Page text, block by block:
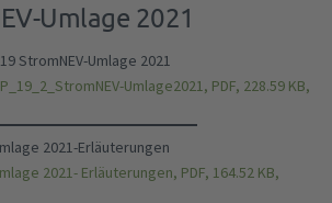
Umlage 2021
StromNEV-Umlage 2021
Umlage2021, PDF, 228.59 KB,
2021-Erläuterungen
2021- Erläuterungen, PDF, 164.52 KB,